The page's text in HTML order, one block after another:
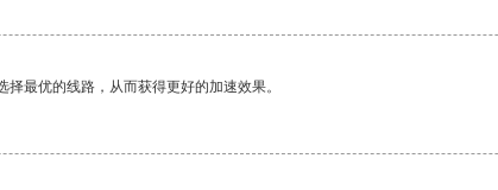
最优的线路，从而获得更好的加速效果。